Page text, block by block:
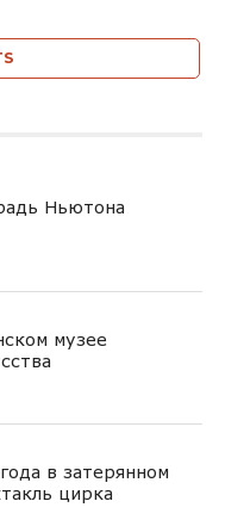
Ньютона
музее
в затерянном
цирка